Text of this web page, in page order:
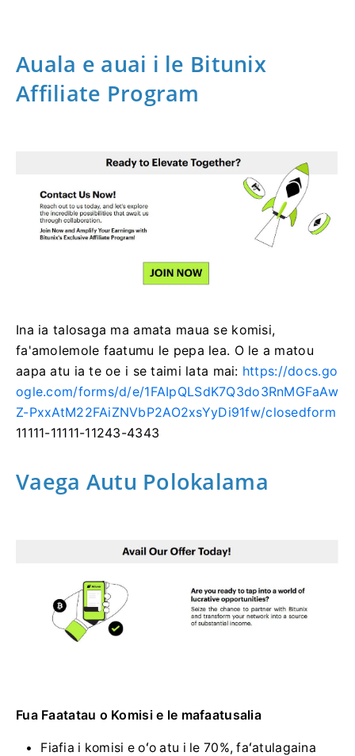
Auala e auai i le Bitunix
Affiliate Program
Ina ia talosaga ma amata maua se komisi,
fa'amolemole faatumu le pepa lea. O le a matou
aapa atu ia te oe i se taimi lata mai: https://docs.go
ogle.com/forms/d/e/1FAIpQLSdK7Q3do3RnMGFaAw
Z-PxxAtM22FAiZNVbP2AO2xsYyDi91fw/closedform
11111-11111-11243-4343
Vaega Autu Polokalama
Fua Faatatau o Komisi e le mafaatusalia
Fiafia i komisi e oʻo atu i le 70%, faʻatulagaina